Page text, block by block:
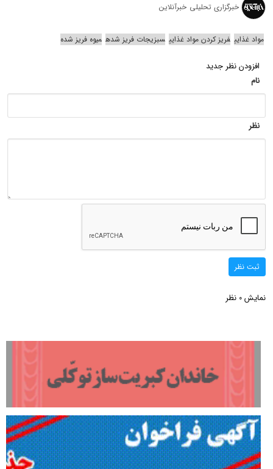
خبرگزاری تحلیلی خبرآنلاین
مواد غذایی فریز کردن مواد غذایی سبزیجات فریز شده میوه فریز شده
افزودن نظر جدید
نام
نظر
ثبت نظر
نمایش 0 نظر